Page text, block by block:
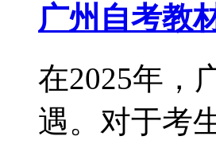
广州自考教
在2025年，
遇。对于考